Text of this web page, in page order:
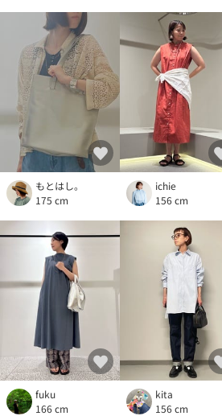
もとはし。
175 cm
ichie
156 cm
fuku
166 cm
kita
156 cm